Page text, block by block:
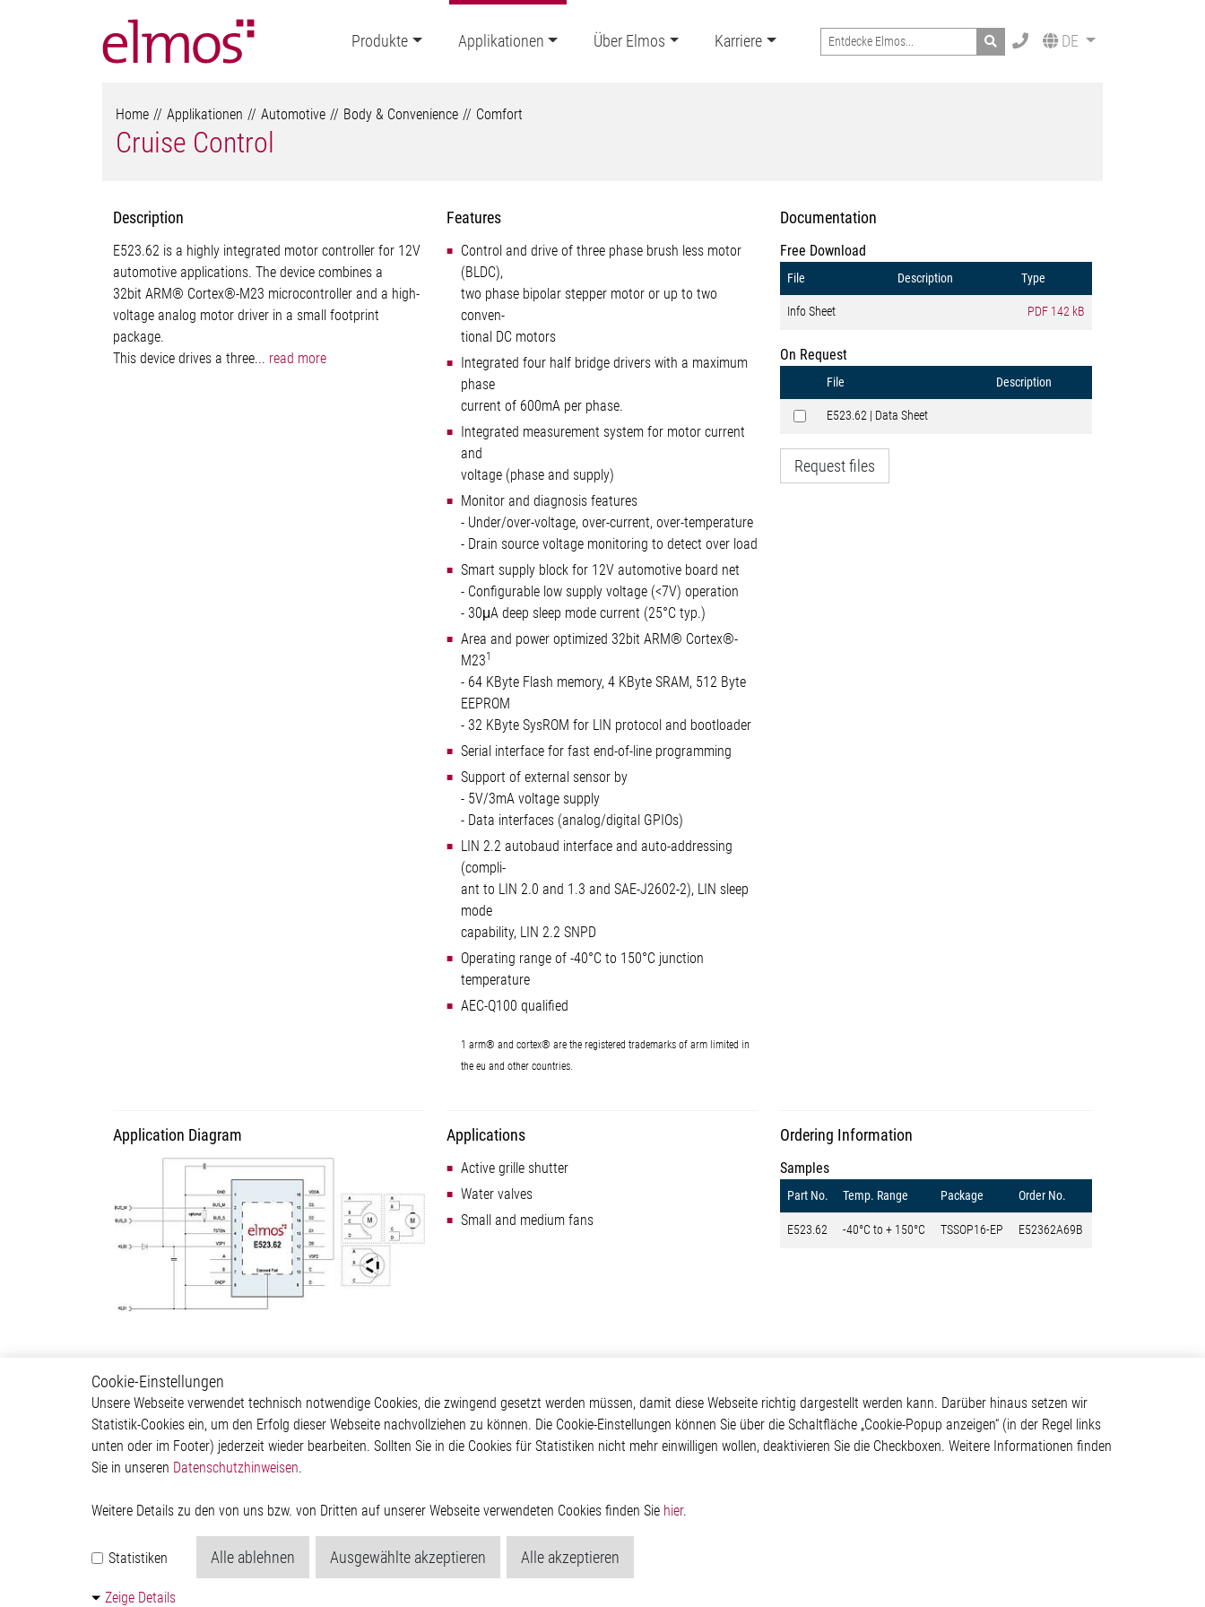
Produkte Applikationen Über Elmos Karriere Search DE
Home Applikationen Automotive Body & Convenience Comfort
Cruise Control
Description
E523.62 is a highly integrated motor controller for 12V
automotive applications. The device combines a
32bit ARM® Cortex®-M23 microcontroller and a high-
voltage analog motor driver in a small footprint
package.
This device drives a three... read more
Features
Control and drive of three phase brush less motor
(BLDC),
two phase bipolar stepper motor or up to two
conven-
tional DC motors
Integrated four half bridge drivers with a maximum
phase
current of 600mA per phase.
Integrated measurement system for motor current
and
voltage (phase and supply)
Monitor and diagnosis features
- Under/over-voltage, over-current, over-temperature
- Drain source voltage monitoring to detect over load
Smart supply block for 12V automotive board net
- Configurable low supply voltage (<7V) operation
- 30μA deep sleep mode current (25°C typ.)
Area and power optimized 32bit ARM® Cortex®-
M231
- 64 KByte Flash memory, 4 KByte SRAM, 512 Byte
EEPROM
- 32 KByte SysROM for LIN protocol and bootloader
Serial interface for fast end-of-line programming
Support of external sensor by
- 5V/3mA voltage supply
- Data interfaces (analog/digital GPIOs)
LIN 2.2 autobaud interface and auto-addressing
(compli-
ant to LIN 2.0 and 1.3 and SAE-J2602-2), LIN sleep
mode
capability, LIN 2.2 SNPD
Operating range of -40°C to 150°C junction
temperature
AEC-Q100 qualified
1 arm® and cortex® are the registered trademarks of arm limited in
the eu and other countries.
Documentation
Free Download
File Description Type
Info Sheet PDF 142 kB
On Request
File Description
E523.62 | Data Sheet
Request files
Application Diagram Applications
Active grille shutter
Water valves
Small and medium fans
Ordering Information
Samples
Part No. Temp. Range Package Order No.
E523.62 -40°C to + 150°C TSSOP16-EP E52362A69B
Body & Convenience
Actuator
Comfort
HVAC System
Power Supply
Automotive
ADAS & Safety
Body & Convenience
Powertrain
Über Elmos
Unternehmen
Investor
Weitere Links
Glossar
Kontakt
Kontakt
Elmos Semiconductor SE
Werkstättenstraße 18
Cookie-Einstellungen
Unsere Webseite verwendet technisch notwendige Cookies, die zwingend gesetzt werden müssen, damit diese Webseite richtig dargestellt werden kann. Darüber hinaus setzen wir
Statistik-Cookies ein, um den Erfolg dieser Webseite nachvollziehen zu können. Die Cookie-Einstellungen können Sie über die Schaltfläche „Cookie-Popup anzeigen“ (in der Regel links
unten oder im Footer) jederzeit wieder bearbeiten. Sollten Sie in die Cookies für Statistiken nicht mehr einwilligen wollen, deaktivieren Sie die Checkboxen. Weitere Informationen finden
Sie in unseren Datenschutzhinweisen.
Weitere Details zu den von uns bzw. von Dritten auf unserer Webseite verwendeten Cookies finden Sie hier.
Statistiken Alle ablehnen Ausgewählte akzeptieren Alle akzeptieren
Zeige Details